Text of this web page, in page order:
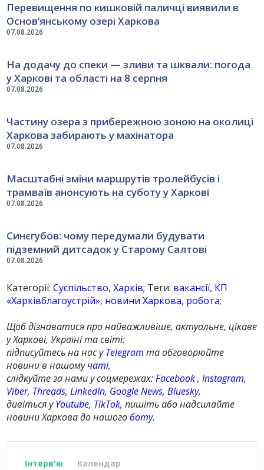
07.08.2026
Перевищення по кишковій паличці виявили в
Основ’янському озері Харкова
07.08.2026
На додачу до спеки — зливи та шквали: погода
у Харкові та області на 8 серпня
07.08.2026
Частину озера з прибережною зоною на околиці
Харкова забирають у махінатора
07.08.2026
Масштабні зміни маршрутів тролейбусів і
трамваїв анонсують на суботу у Харкові
07.08.2026
Синєгубов: чому передумали будувати
підземний дитсадок у Старому Салтові
Категорії:Суспільство,Харків; Теги: вакансії, КП
«Харківблагоустрій», новини Харкова, робота;
Щоб дізнаватися про найважливіше, актуальне, цікаве
у Харкові, Україні та світі:
підписуйтесь на нас уTelegram та обговорюйте
новини в нашомучаті,
слідкуйте за нами у соцмережах:Facebook,Instagram,
Viber, Threads,LinkedIn, Google News,Bluesky,
дивіться уYoutube, TikTok, пишіть або надсилайте
новини Харкова до нашогоботу.
Інтерв'ю Календар